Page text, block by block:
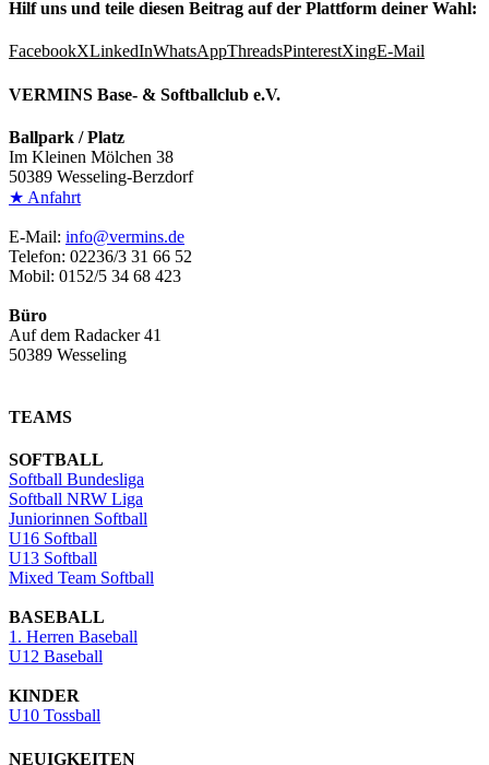
Hilf uns und teile diesen Beitrag auf der Plattform deiner Wahl:
FacebookXLinkedInWhatsAppThreadsPinterestXingE-Mail
VERMINS Base- & Softballclub e.V.
Ballpark / Platz
Im Kleinen Mölchen 38
50389 Wesseling-Berzdorf
★ Anfahrt
E-Mail: info@vermins.de
Telefon: 02236/3 31 66 52
Mobil: 0152/5 34 68 423
Büro
Auf dem Radacker 41
50389 Wesseling
TEAMS
SOFTBALL
Softball Bundesliga
Softball NRW Liga
Juniorinnen Softball
U16 Softball
U13 Softball
Mixed Team Softball
BASEBALL
1. Herren Baseball
U12 Baseball
KINDER
U10 Tossball
NEUIGKEITEN